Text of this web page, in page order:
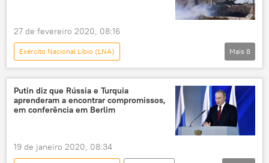
27 de fevereiro 2020, 08:16
Exército Nacional Líbio (LNA)
Oriente Médio e África
Mundo
Notícias
drone
veículo aéreo não tripulado
Khalifa Haftar
Mais 8
Putin diz que Rússia e Turquia
aprenderam a encontrar compromissos,
em conferência em Berlim
19 de janeiro 2020, 08:34